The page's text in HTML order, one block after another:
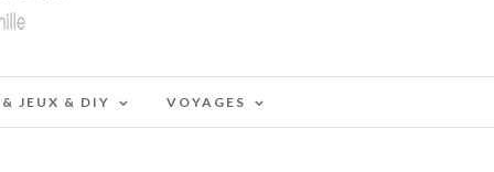
JEUX & DIY VOYAGES